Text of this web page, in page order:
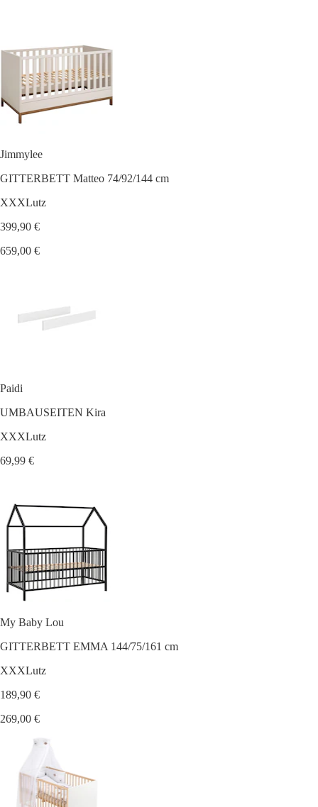
Jimmylee
GITTERBETT Matteo 74/92/144 cm
XXXLutz
399,90 €
659,00 €
Paidi
UMBAUSEITEN Kira
XXXLutz
69,99 €
My Baby Lou
GITTERBETT EMMA 144/75/161 cm
XXXLutz
189,90 €
269,00 €